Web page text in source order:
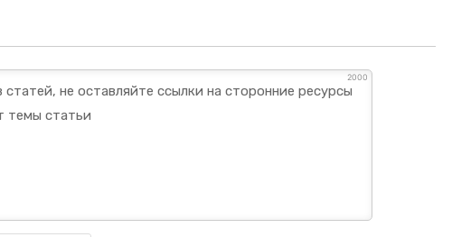
2000